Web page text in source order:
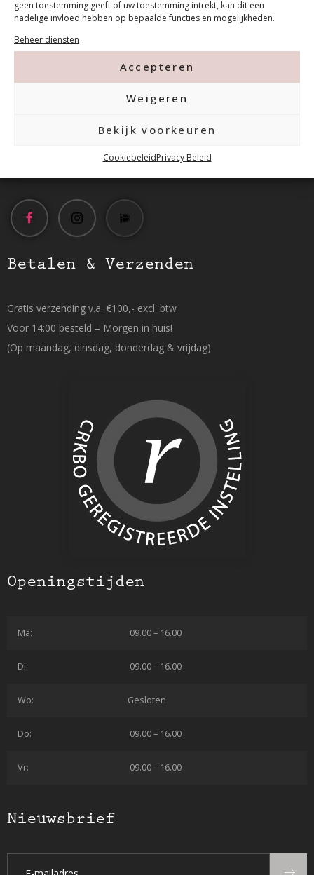
geen toestemming geeft of uw toestemming intrekt, kan dit een
nadelige invloed hebben op bepaalde functies en mogelijkheden.
Beheer diensten
Accepteren
Weigeren
Bekijk voorkeuren
CookiebeleidPrivacy Beleid
Contact
Tanthofdreef 7 2623 EW Delft
info@mfacademy.nl
Betalen & Verzenden
Gratis verzending v.a. €100,- excl. btw
Voor 14:00 besteld = Morgen in huis!
(Op maandag, dinsdag, donderdag & vrijdag)
Openingstijden
Ma: 09.00 – 16.00
Di: 09.00 – 16.00
Wo: Gesloten
Do: 09.00 – 16.00
Vr: 09.00 – 16.00
Nieuwsbrief